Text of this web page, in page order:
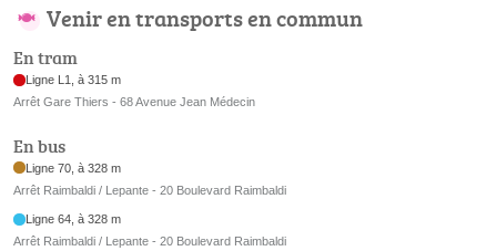
Venir en transports en commun
En tram
Ligne L1, à 315 m
Arrêt Gare Thiers - 68 Avenue Jean Médecin
En bus
Ligne 70, à 328 m
Arrêt Raimbaldi / Lepante - 20 Boulevard Raimbaldi
Ligne 64, à 328 m
Arrêt Raimbaldi / Lepante - 20 Boulevard Raimbaldi